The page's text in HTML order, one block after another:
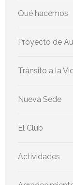
Qué hacemos
Proyecto de
Tránsito a la
Nueva Sede
El Club
Actividades